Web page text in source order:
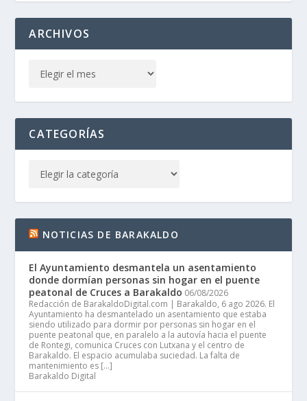
ARCHIVOS
CATEGORÍAS
NOTICIAS DE BARAKALDO
El Ayuntamiento desmantela un asentamiento
donde dormían personas sin hogar en el puente
peatonal de Cruces a Barakaldo 06/08/2026
Redacción de BarakaldoDigital.com | Barakaldo, 6 ago 2026. El
Ayuntamiento ha desmantelado un asentamiento que estaba
siendo utilizado para dormir por personas sin hogar en el
puente peatonal que, en paralelo a la autovía hacia el puente
de Rontegi, comunica Cruces con Lutxana y el centro de
Barakaldo. El espacio acumulaba suciedad. La falta de
mantenimiento es […]
Barakaldo Digital